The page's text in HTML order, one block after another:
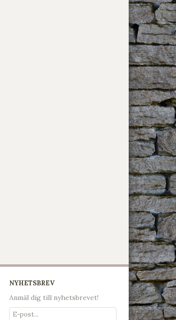
NYHETSBREV
Anmäl dig till nyhetsbrevet!